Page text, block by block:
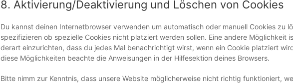
8. Aktivierung/Deaktivierung und Löschen von Cookies
Du kannst deinen Internetbrowser verwenden um automatisch oder manuell Cookies zu
spezifizieren ob spezielle Cookies nicht platziert werden sollen. Eine andere Möglichkeit
derart einzurichten, dass du jedes Mal benachrichtigt wirst, wenn ein Cookie platziert
diese Möglichkeiten beachte die Anweisungen in der Hilfesektion deines Browsers.
Bitte nimm zur Kenntnis, dass unsere Website möglicherweise nicht richtig funktioniert,